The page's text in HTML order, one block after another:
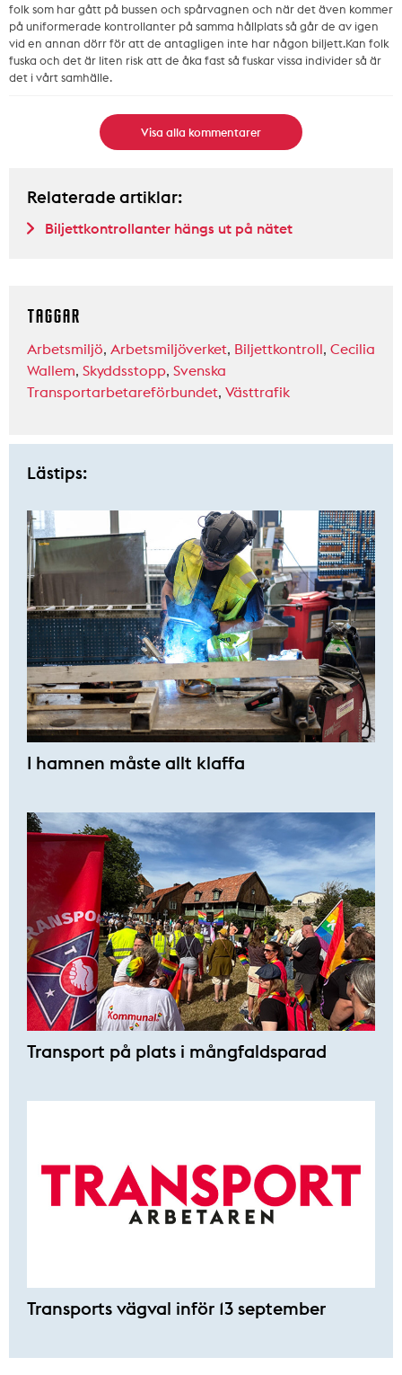
folk som har gått på bussen och spårvagnen och när det även kommer
på uniformerade kontrollanter på samma hållplats så går de av igen
vid en annan dörr för att de antagligen inte har någon biljett.Kan folk
fuska och det är liten risk att de åka fast så fuskar vissa individer så är
det i vårt samhälle.
Visa alla kommentarer
Relaterade artiklar:
Biljettkontrollanter hängs ut på nätet
TAGGAR
Arbetsmiljö, Arbetsmiljöverket, Biljettkontroll, Cecilia
Wallem, Skyddsstopp, Svenska
Transportarbetareförbundet, Västtrafik
Lästips:
I hamnen måste allt klaffa
Transport på plats i mångfaldsparad
Transports vägval inför 13 september